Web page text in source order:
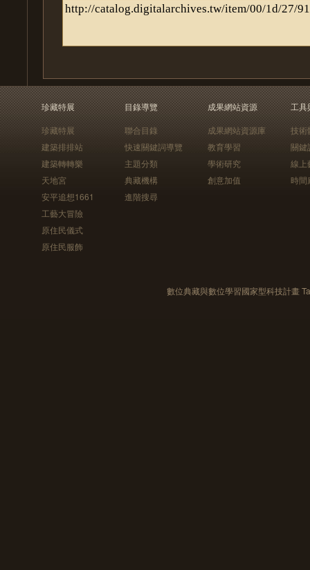
珍藏特展
珍藏特展
建築排排站
建築轉轉樂
天地宮
安平追想1661
工藝大冒險
原住民儀式
原住民服飾
目錄導覽
聯合目錄
快速關鍵詞導覽
主題分類
典藏機構
進階搜尋
成果網站資源
成果網站資源庫
教育學習
學術研究
創意加值
工具
技術
關鍵
線上
時間
數位典藏與數位學習國家型科技計畫